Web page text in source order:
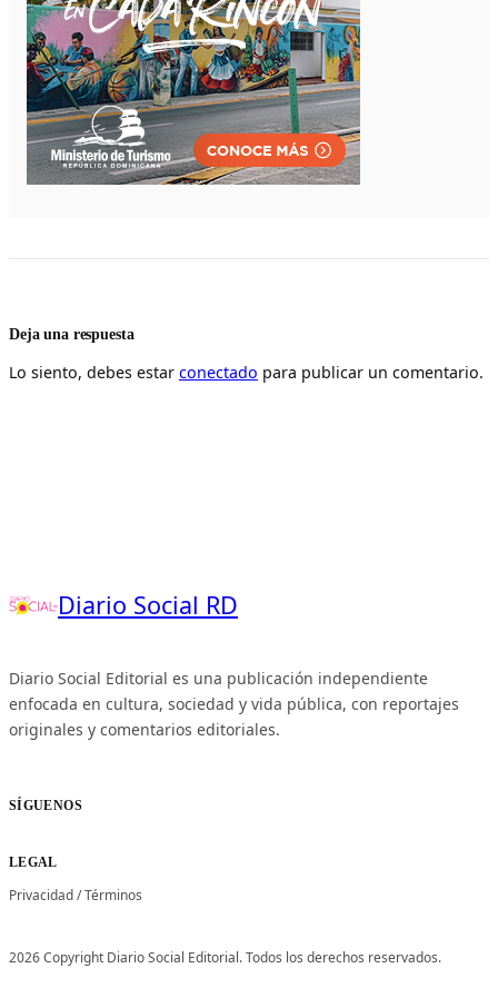
Deja una respuesta
Lo siento, debes estar conectado para publicar un comentario.
Diario Social RD
Diario Social Editorial es una publicación independiente
enfocada en cultura, sociedad y vida pública, con reportajes
originales y comentarios editoriales.
SÍGUENOS
LEGAL
Privacidad/Términos
2026 Copyright Diario Social Editorial. Todos los derechos reservados.